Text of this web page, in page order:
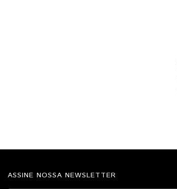
ASSINE NOSSA NEWSLETTER